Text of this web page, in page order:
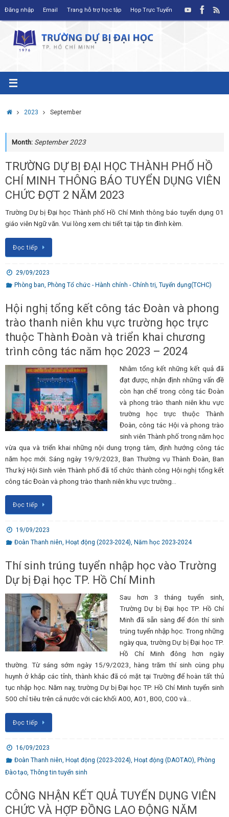
Đăng nhập Email Trang hỗ trợ học tập Họp Trực Tuyến
Home2023 September
Month: September 2023
TRƯỜNG DỰ BỊ ĐẠI HỌC THÀNH PHỐ HỒ
CHÍ MINH THÔNG BÁO TUYỂN DỤNG VIÊN
CHỨC ĐỢT 2 NĂM 2023
Trường Dự bị Đại học Thành phố Hồ Chí Minh thông báo tuyển dụng 01
giáo viên Ngữ văn. Vui lòng xem chi tiết tại tập tin đính kèm.
Đọc tiếp
29/09/2023
Phòng ban Phòng Tổ chức - Hành chính - Chính trị Tuyển dụng(TCHC)
Hội nghị tổng kết công tác Đoàn và phong
trào thanh niên khu vực trường học trực
thuộc Thành Đoàn và triển khai chương
trình công tác năm học 2023 – 2024
Nhằm tổng kết những kết quả đã
đạt được, nhận định những vấn đề
còn hạn chế trong công tác Đoàn
và phong trào thanh niên khu vực
trường học trực thuộc Thành
Đoàn, công tác Hội và phong trào
sinh viên Thành phố trong năm học
vừa qua và triển khai những nội dung trọng tâm, định hướng công tác
năm học mới. Sáng ngày 19/9/2023, Ban Thường vụ Thành Đoàn, Ban
Thư ký Hội Sinh viên Thành phố đã tổ chức thành công Hội nghị tổng kết
công tác Đoàn và phong trào thanh niên khu vực trường…
Đọc tiếp
19/09/2023
Đoàn Thanh niên, Hoạt động (2023-2024), Năm học 2023-2024
Thí sinh trúng tuyển nhập học vào Trường
Dự bị Đại học TP. Hồ Chí Minh
Sau hơn 3 tháng tuyển sinh,
Trường Dự bị Đại học TP. Hồ Chí
Minh đã sẵn sàng để đón thí sinh
trúng tuyển nhập học. Trong những
ngày qua, trường Dự bị Đại học TP.
Hồ Chí Minh đông hơn ngày
thường. Từ sáng sớm ngày 15/9/2023, hàng trăm thí sinh cùng phụ
huynh ở khắp các tỉnh, thành khác đã có mặt tại Trường để hoàn tất thủ
tục nhập học. Năm nay, trường Dự bị Đại học TP. Hồ Chí Minh tuyển sinh
500 chỉ tiêu trên cả nước với các khối A00, A01, B00, C00 và…
Đọc tiếp
16/09/2023
Đoàn Thanh niên Hoạt động (2023-2024) Hoạt động (DAOTAO) Phòng
Đào tạo Thông tin tuyển sinh
CÔNG NHẬN KẾT QUẢ TUYỂN DỤNG VIÊN
CHỨC VÀ HỢP ĐỒNG LAO ĐỘNG NĂM